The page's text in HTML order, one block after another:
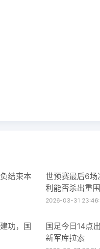
结束本
世预赛最后6场
利能否杀出重围
2026-03-31
功，国
国足今日14点
新军库拉索